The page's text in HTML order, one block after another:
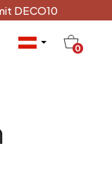
DECO10
0